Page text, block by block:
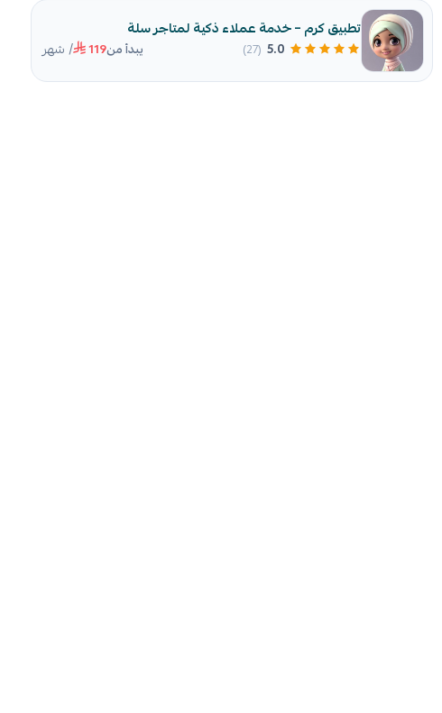
تطبيق كرم – خدمة عملاء ذكية لمتاجر سلة
5.0
(27) يبدأ من119 / شهر